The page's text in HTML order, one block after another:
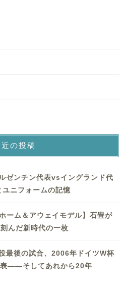
の投稿
ゼンチン代表vsイングランド代
ニフォームの記憶
ーム＆アウェイモデル】石畳が
んだ新時代の一枚
最後の試合、2006年ドイツW杯
表——そしてあれから20年